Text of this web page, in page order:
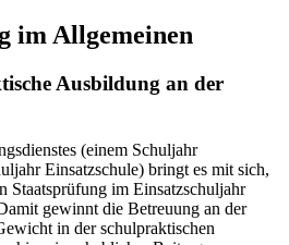
im Allgemeinen
Ausbildung an der
(einem Schuljahr
Einsatz­schule) bringt es mit sich,
Staatsprüfung im Einsatzschuljahr
gewinnt die Betreuung an der
in der schulpraktischen